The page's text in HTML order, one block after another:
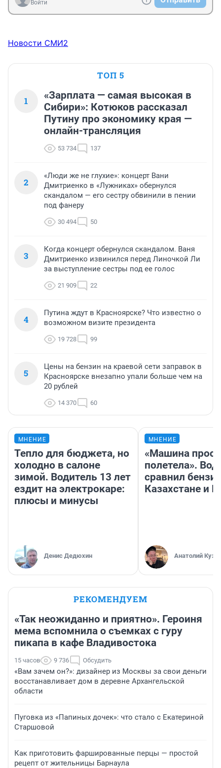
Войти
Новости СМИ2
ТОП 5
1
«Зарплата — самая высокая в
Сибири»: Котюков рассказал
Путину про экономику края —
онлайн-трансляция
53 734 137
2
«Люди же не глухие»: концерт Вани
Дмитриенко в «Лужниках» обернулся
скандалом — его сестру обвинили в пении
под фанеру
30 494 50
3
Когда концерт обернулся скандалом. Ваня
Дмитриенко извинился перед Линочкой Ли
за выступление сестры под ее голос
21 909 22
4
Путина ждут в Красноярске? Что известно о
возможном визите президента
19 728 99
5
Цены на бензин на краевой сети заправок в
Красноярске внезапно упали больше чем на
20 рублей
14 370 60
МНЕНИЕ
Тепло для бюджета, но
холодно в салоне
зимой. Водитель 13 лет
ездит на электрокаре:
плюсы и минусы
Денис Дедюхин
МНЕНИЕ
«Машина
полетела».
сравнил
Казахстане и
Анатолий
РЕКОМЕНДУЕМ
«Так неожиданно и приятно». Героиня
мема вспомнила о съемках с гуру
пикапа в кафе Владивостока
15 часов 9 736 Обсудить
«Вам зачем он?»: дизайнер из Москвы за свои деньги
восстанавливает дом в деревне Архангельской
области
Пуговка из «Папиных дочек»: что стало с Екатериной
Старшовой
Как приготовить фаршированные перцы — простой
рецепт от жительницы Барнаула